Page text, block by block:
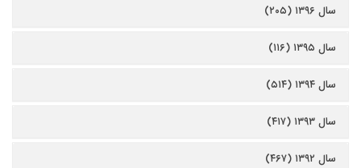
سال ۱۳۹۶ (۲۰۵)
سال ۱۳۹۵ (۱۱۶)
سال ۱۳۹۴ (۵۱۴)
سال ۱۳۹۳ (۴۱۷)
سال ۱۳۹۲ (۴۶۷)